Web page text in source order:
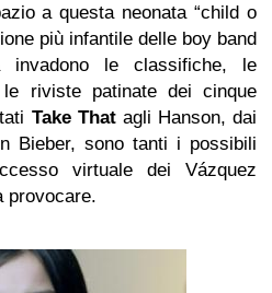
a questa neonata “child o
più infantile delle boy band
invadono le classifiche, le
riviste patinate dei cinque
Take Thatagli Hanson, dai
Bieber, sono tanti i possibili
virtuale dei Vázquez
provocare.